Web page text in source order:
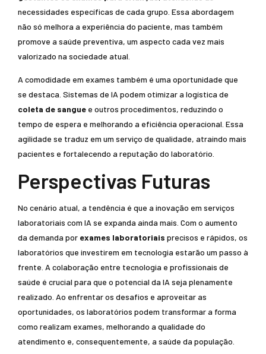
necessidades específicas de cada grupo. Essa abordagem
não só melhora a experiência do paciente, mas também
promove a saúde preventiva, um aspecto cada vez mais
valorizado na sociedade atual.
A comodidade em exames também é uma oportunidade que
se destaca. Sistemas de IA podem otimizar a logística de
coleta de sangue e outros procedimentos, reduzindo o
tempo de espera e melhorando a eficiência operacional. Essa
agilidade se traduz em um serviço de qualidade, atraindo mais
pacientes e fortalecendo a reputação do laboratório.
Perspectivas Futuras
No cenário atual, a tendência é que a inovação em serviços
laboratoriais com IA se expanda ainda mais. Com o aumento
da demanda por exames laboratoriais precisos e rápidos, os
laboratórios que investirem em tecnologia estarão um passo à
frente. A colaboração entre tecnologia e profissionais de
saúde é crucial para que o potencial da IA seja plenamente
realizado. Ao enfrentar os desafios e aproveitar as
oportunidades, os laboratórios podem transformar a forma
como realizam exames, melhorando a qualidade do
atendimento e, consequentemente, a saúde da população.